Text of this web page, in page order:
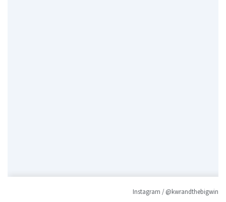
Instagram / @kwrandthebigwin